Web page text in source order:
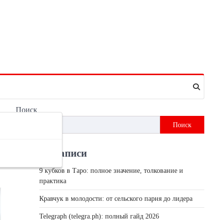
Поиск
Поиск
Недавні записи
9 кубков в Таро: полное значение, толкование и
практика
Кравчук в молодости: от сельского парня до лидера
Telegraph (telegra.ph): полный гайд 2026